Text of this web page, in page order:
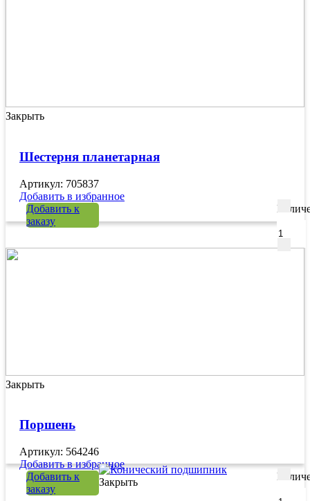
Закрыть
Шестерня планетарная
Артикул: 705837
Добавить в избранное
Добавить к
заказу
Закрыть
Поршень
Артикул: 564246
Добавить в избранное
Добавить к
заказу
Закрыть